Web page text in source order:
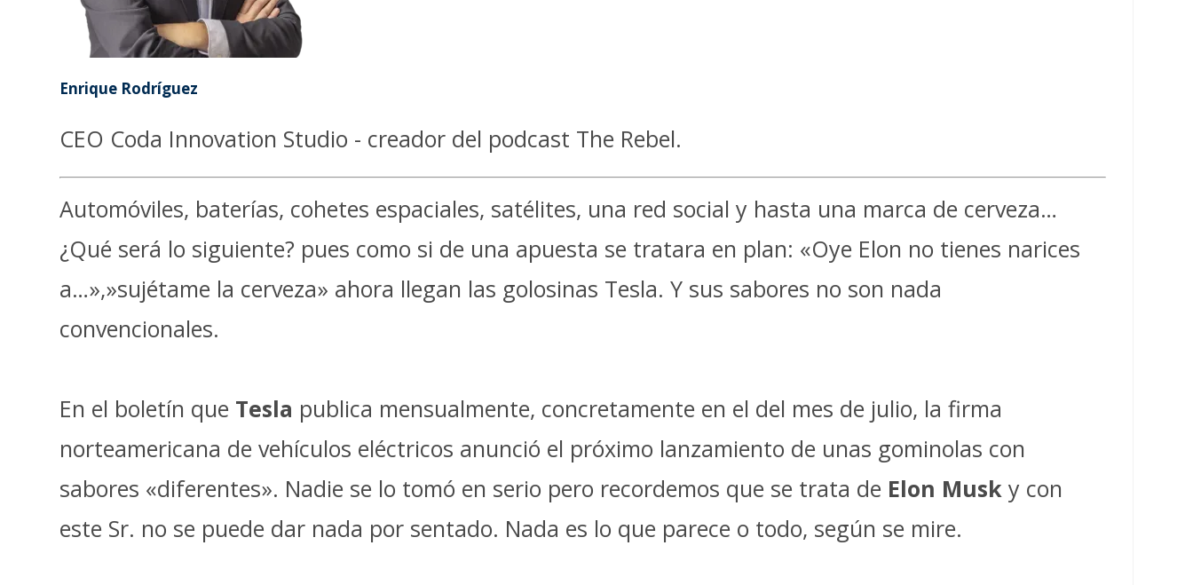
Enrique Rodríguez
CEO Coda Innovation Studio - creador del podcast The Rebel.
Automóviles, baterías, cohetes espaciales, satélites, una red social y hasta una marca de cerveza…
¿Qué será lo siguiente? pues como si de una apuesta se tratara en plan: «Oye Elon no tienes narices
a…»,»sujétame la cerveza» ahora llegan las golosinas Tesla. Y sus sabores no son nada
convencionales.
En el boletín que Tesla publica mensualmente, concretamente en el del mes de julio, la firma
norteamericana de vehículos eléctricos anunció el próximo lanzamiento de unas gominolas con
sabores «diferentes». Nadie se lo tomó en serio pero recordemos que se trata de Elon Musk y con
este Sr. no se puede dar nada por sentado. Nada es lo que parece o todo, según se mire.